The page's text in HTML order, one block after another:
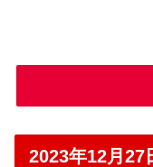
2023年12月27